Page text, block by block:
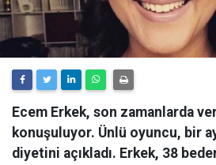
Ecem Erkek, son zamanlarda
konuşuluyor. Ünlü oyuncu, bir
diyetini açıkladı. Erkek, 38